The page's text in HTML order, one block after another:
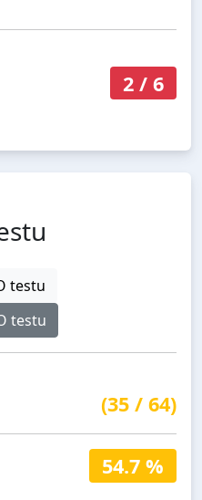
2/ 6
testu
testu
(35 / 64)
54.7 %